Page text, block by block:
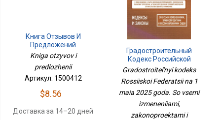
Книга Отзывов И
Предложений
Kniga otzyvov i
predlozhenii
Артикул: 1500412
$8.56
Доставка за 14–20 дней
Градостроительный
Кодекс Российской
Федерации На 1 Мая
2025 Года. Со Всеми
Изменениями,
Законопроектами И
Постановлениями Судов
Gradostroitel'nyi kodeks
Rossiiskoi Federatsii na 1
maia 2025 goda. So vsemi
izmeneniiami,
zakonoproektami i